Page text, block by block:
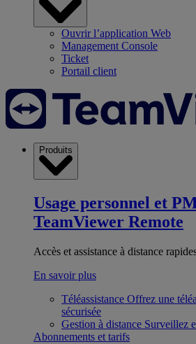
Ouvrir l’application Web
Management Console
Ticket
Portail client
Produits
Usage personnel et
TeamViewer Remote
Accès et assistance à distance
En savoir plus
Téléassistance Offrez une
sécurisée
Gestion à distance Surveillez
Abonnements et tarifs